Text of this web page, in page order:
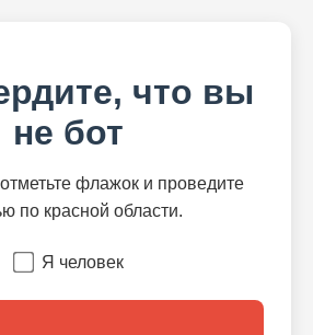
что вы
не бот
флажок и проведите
по красной области.
Я человек